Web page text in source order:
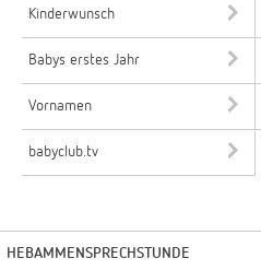
Kinderwunsch
Babys erstes Jahr
Vornamen
babyclub.tv
HEBAMMENSPRECHSTUNDE